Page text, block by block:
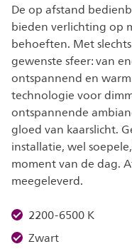
De op afstand
bieden verlichting op
behoeften. Met
gewenste sfeer: van
ontspannend en
technologie voor
ontspannende
gloed van kaarslicht.
installatie, wel
moment van de dag.
meegeleverd.
2200-6500 K
Zwart